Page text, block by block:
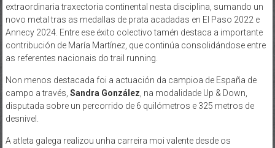
extraordinaria traxectoria continental nesta disciplina, sumando un
novo metal tras as medallas de prata acadadas en El Paso 2022 e
Annecy 2024. Entre ese éxito colectivo tamén destaca a importante
contribución de María Martínez, que continúa consolidándose entre
as referentes nacionais do trail running.
Non menos destacada foi a actuación da campioa de España de
campo a través, Sandra González, na modalidade Up & Down,
disputada sobre un percorrido de 6 quilómetros e 325 metros de
desnivel.
A atleta galega realizou unha carreira moi valente desde os